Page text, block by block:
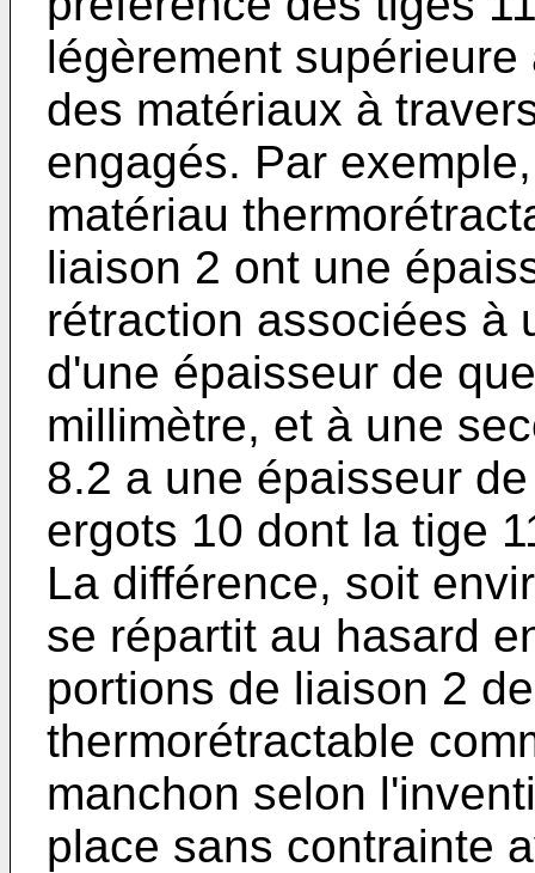
légèrement
des matériaux à
engagés. Par
matériau
liaison 2 ont une
rétraction associées à
d'une épaisseur de
millimètre, et à une
8.2 a une épaisseur
ergots 10 dont la tige
La différence, soit
se répartit au hasard
portions de liaison 2
thermorétractable
manchon selon
place sans contrainte